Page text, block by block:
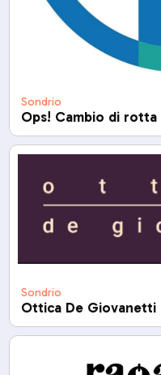
Sondrio
Ops! Cambio di rotta
Sondrio
Ottica De Giovanetti